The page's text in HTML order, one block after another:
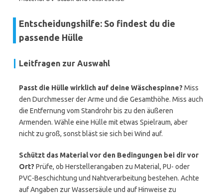
Entscheidungshilfe: So findest du die
passende Hülle
Leitfragen zur Auswahl
Passt die Hülle wirklich auf deine Wäschespinne? Miss
den Durchmesser der Arme und die Gesamthöhe. Miss auch
die Entfernung vom Standrohr bis zu den äußeren
Armenden. Wähle eine Hülle mit etwas Spielraum, aber
nicht zu groß, sonst bläst sie sich bei Wind auf.
Schützt das Material vor den Bedingungen bei dir vor
Ort? Prüfe, ob Herstellerangaben zu Material, PU- oder
PVC-Beschichtung und Nahtverarbeitung bestehen. Achte
auf Angaben zur Wassersäule und auf Hinweise zu